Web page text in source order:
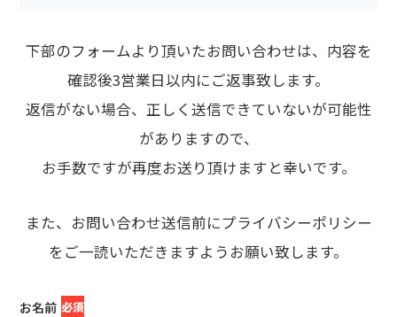
下部のフォームより頂いたお問い合わせは、内容を
確認後3営業日以内にご返事致します。
返信がない場合、正しく送信できていないが可能性
がありますので、
お手数ですが再度お送り頂けますと幸いです。
また、お問い合わせ送信前にプライバシーポリシー
をご一読いただきますようお願い致します。
お名前 必須